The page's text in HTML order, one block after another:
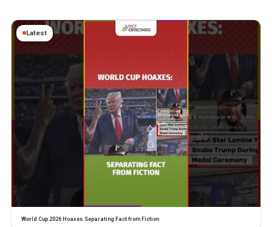
Latest
World Cup 2026 Hoaxes Separating Fact from Fiction